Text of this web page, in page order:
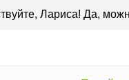
Лариса! Да,